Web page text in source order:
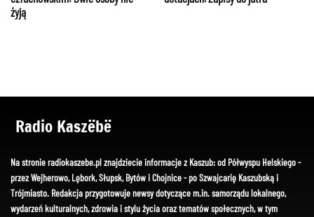
żyją
Radio Kaszëbë
Na stronie radiokaszebe.pl znajdziecie informacje z Kaszub: od Półwyspu Helskiego -
przez Wejherowo, Lębork, Słupsk, Bytów i Chojnice - po Szwajcarię Kaszubską i
Trójmiasto. Redakcja przygotowuje newsy dotyczące m.in. samorządu lokalnego,
wydarzeń kulturalnych, zdrowia i stylu życia oraz tematów społecznych, w tym